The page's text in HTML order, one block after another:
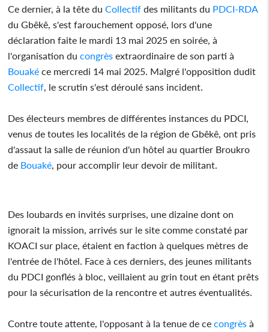
Ce dernier, à la tête du Collectif des militants du PDCI-RDA
du Gbêkê, s'est farouchement opposé, lors d'une
déclaration faite le mardi 13 mai 2025 en soirée, à
l'organisation du congrès extraordinaire de son parti à
Bouaké ce mercredi 14 mai 2025. Malgré l'opposition dudit
Collectif , le scrutin s'est déroulé sans incident.
Des électeurs membres de différentes instances du PDCI,
venus de toutes les localités de la région de Gbêkê, ont pris
d'assaut la salle de réunion d'un hôtel au quartier Broukro
de Bouaké , pour accomplir leur devoir de militant.
Des loubards en invités surprises, une dizaine dont on
ignorait la mission, arrivés sur le site comme constaté par
KOACI sur place, étaient en faction à quelques mètres de
l'entrée de l'hôtel. Face à ces derniers, des jeunes militants
du PDCI gonflés à bloc, veillaient au grin tout en étant prêts
pour la sécurisation de la rencontre et autres éventualités.
Contre toute attente, l'opposant à la tenue de ce congrès à